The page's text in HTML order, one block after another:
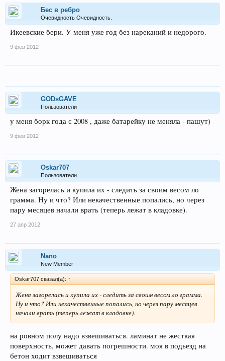
Бес в ребро
Очевидность Очевидность.
Икеевские бери. У меня уже год без нареканий и недорого.
9 фев 2012
GODsGAVE
Пользователи
у меня борк года с 2008 , даже батарейку не меняла - пашут)
9 фев 2012
Oskar707
Пользователи
Жена загорелась и купила их - следить за своим весом ло
грамма. Ну и что? Или некачественные попались, но через
пару месяцев начали врать (теперь лежат в кладовке).
27 апр 2012
Nano
New Member
Oskar707 сказал(а): ↑
Жена загорелась и купила их - следить за своим весом ло грамма.
Ну и что? Или некачественные попались, но через пару месяцев
начали врать (теперь лежат в кладовке).
на ровном полу надо взвешиваться. ламинат не жесткая
поверхность, может давать погрешности. моя в подьезд на
бетон ходит взвешиваться